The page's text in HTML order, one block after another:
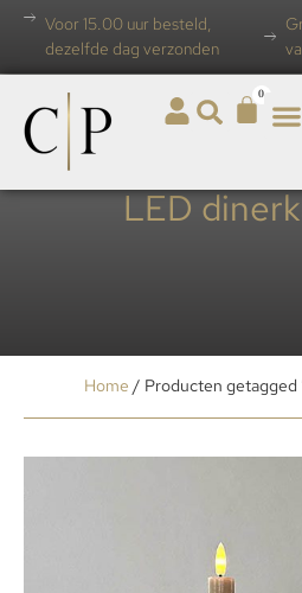
Voor 15.00 uur besteld,
dezelfde dag verzonden
0
LED
Home / Producten getagged